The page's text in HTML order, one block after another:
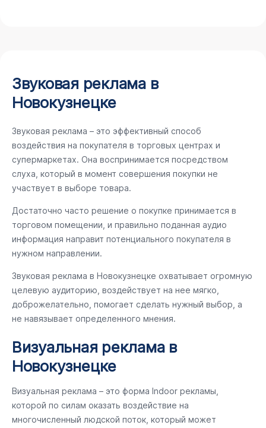
Звуковая реклама в
Новокузнецке
Звуковая реклама – это эффективный способ
воздействия на покупателя в торговых центрах и
супермаркетах. Она воспринимается посредством
слуха, который в момент совершения покупки не
участвует в выборе товара.
Достаточно часто решение о покупке принимается в
торговом помещении, и правильно поданная аудио
информация направит потенциального покупателя в
нужном направлении.
Звуковая реклама в Новокузнецке охватывает огромную
целевую аудиторию, воздействует на нее мягко,
доброжелательно, помогает сделать нужный выбор, а
не навязывает определенного мнения.
Визуальная реклама в
Новокузнецке
Визуальная реклама – это форма Indoor рекламы,
которой по силам оказать воздействие на
многочисленный людской поток, который может